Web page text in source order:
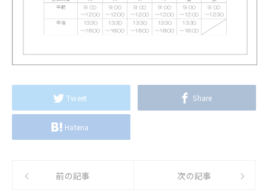
Tweet Share
Hatena
前の記事 次の記事